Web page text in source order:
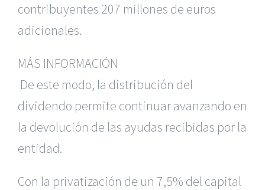
contribuyentes 207 millones de euros
adicionales.
MÁS INFORMACIÓN
De este modo, la distribución del
dividendo permite continuar avanzando en
la devolución de las ayudas recibidas por la
entidad.
Con la privatización de un 7,5% del capital